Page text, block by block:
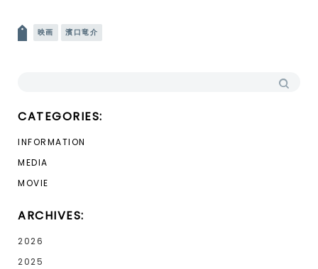
投稿ナビゲーション
映画 濱口竜介
CATEGORIES:
INFORMATION
MEDIA
MOVIE
ARCHIVES:
2026
2025